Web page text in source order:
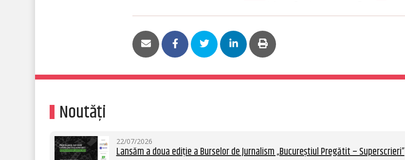
Noutăți
22/07/2026
Lansăm a doua ediție a Burselor de Jurnalism „Bucureștiul Pregătit – Superscrieri”